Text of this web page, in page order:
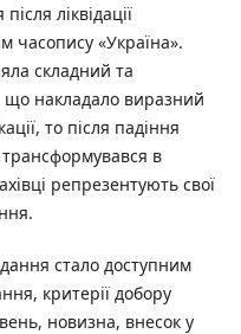
ліквідації
часопису «Україна».
складний та
що накладало виразний
то після падіння
в
репрезентують свої
стало доступним
критерії добору
новизна, внесок у